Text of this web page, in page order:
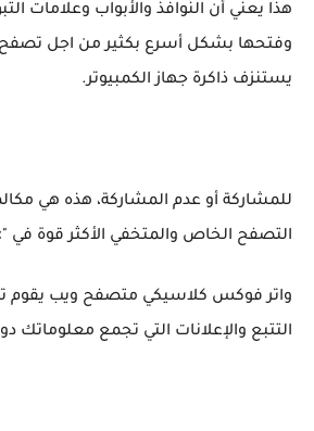
هذا يعني أن النوافذ والأبواب وعلامات
وفتحها بشكل أسرع بكثير من اجل
يستنزف ذاكرة جهاز الكمبيوتر.
للمشاركة أو عدم المشاركة، هذه هي
التصفح الخاص والمتخفي الأكثر قوة في "
واتر فوكس كلاسيكي متصفح ويب يقوم
التتبع والإعلانات التي تجمع معلوماتك